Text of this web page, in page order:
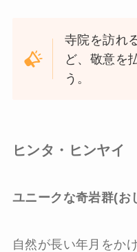
寺院を訪れ
ど、敬意を
う。
ヒンタ・ヒンヤイ
ユニークな奇岩群(お
自然が長い年月をか